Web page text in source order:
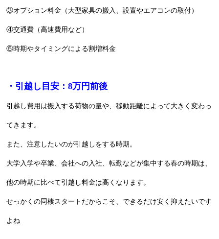
③オプション料金（大型家具の搬入、設置やエアコンの取付）
④交通費（高速費用など）
⑤時期やタイミングによる割増料金
・引越し目安：8万円前後
引越し費用は搬入する荷物の量や、移動距離によって大きく変わっ
てきます。
また、注意したいのが引越しをする時期。
大学入学や卒業、会社への入社、転勤などが集中する春の時期は、
他の時期に比べて引越し料金は高くなります。
せっかくの同棲スタートだからこそ、できるだけ安く抑えたいです
よね